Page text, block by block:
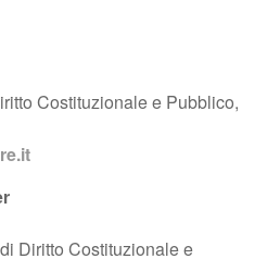
Costituzionale e Pubblico,
Diritto Costituzionale e